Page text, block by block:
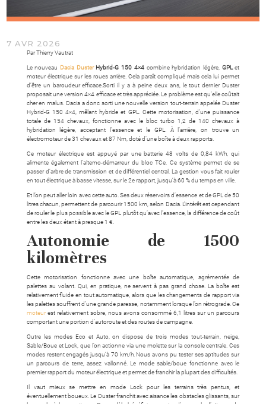
7 AVR 2026
Par Thierry Vautrat
Le nouveau Dacia Duster Hybrid-G 150 4×4combine hybridation légère, GPLet
moteur électrique sur les roues arrière. Cela paraît compliqué mais cela lui permet
d’être un baroudeur efficace.Sorti il y a à peine deux ans, le tout dernier Duster
proposait une version 4×4 efficace et très appréciée. Le problème est qu’elle coûtait
cher en malus. Dacia a donc sorti une nouvelle version tout-terrain appelée Duster
Hybrid-G 150 4×4, mêlant hybride et GPL. Cette motorisation, d’une puissance
totale de 154 chevaux, fonctionne avec le bloc turbo 1,2 de 140 chevaux à
hybridation légère, acceptant l’essence et le GPL. À l’arrière, on trouve un
électromoteur de 31 chevaux et 87 Nm, doté d’une boîte à deux rapports.
Ce moteur électrique est appuyé par une batterie 48 volts de 0,84 kWh, qui
alimente également l’alterno-démarreur du bloc TCe. Ce système permet de se
passer d’arbre de transmission et de différentiel central. La gestion vous fait rouler
en tout électrique à basse vitesse, sur le 2e rapport, jusqu’à 60 % du temps en ville.
Et l’on peut aller loin avec cette auto. Ses deux réservoirs d’essence et de GPL de 50
litres chacun, permettent de parcourir 1500 km, selon Dacia. L’intérêt est cependant
de rouler le plus possible avec le GPL plutôt qu’avec l’essence, la différence de coût
entre les deux étant à presque 1 €.
Autonomie de 1500
kilomètres
Cette motorisation fonctionne avec une boîte automatique, agrémentée de
palettes au volant. Qui, en pratique, ne servent à pas grand chose. La boîte est
relativement fluide en tout automatique, alors que les changements de rapport via
les palettes souffrent d’une grande paresse, notamment lorsque l’on rétrograde. Ce
moteurest relativement sobre, nous avons consommé 6,1 litres sur un parcours
comportant une portion d’autoroute et des routes de campagne.
Outre les modes Eco et Auto, on dispose de trois modes tout-terrain, neige,
Sable/Boue et Lock, que l’on actionne via une molette sur la console centrale. Ces
modes restent engagés jusqu’à 70 km/h. Nous avons pu tester ses aptitudes sur
un parcours de terre, assez vallonné. Le mode sable/boue fonctionne avec le
premier rapport du moteur électrique et permet de franchir la plupart des difficultés.
Il vaut mieux se mettre en mode Lock pour les terrains très pentus, et
éventuellement boueux. Le Duster franchit avec aisance les obstacles glissants, sur